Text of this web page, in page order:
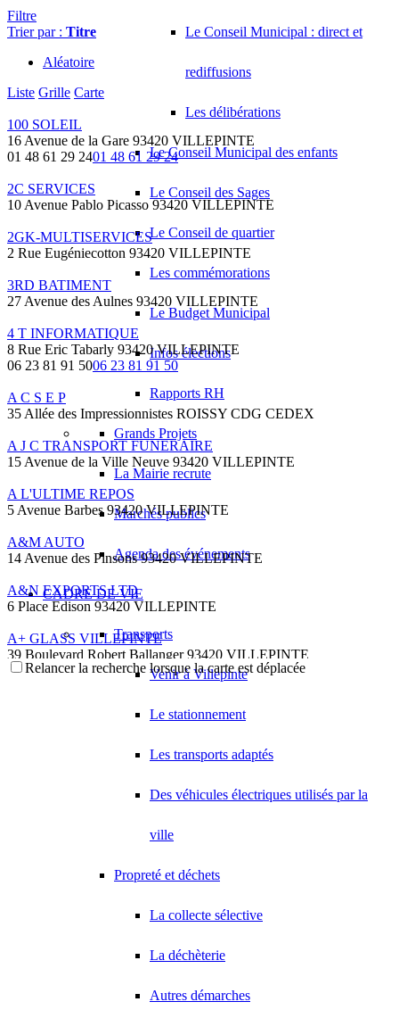
Le Conseil Municipal : direct et
rediffusions
Les délibérations
Le Conseil Municipal des enfants
Le Conseil des Sages
Le Conseil de quartier
Les commémorations
Le Budget Municipal
Infos élections
Rapports RH
Grands Projets
La Mairie recrute
Marchés publics
Agenda des événements
CADRE DE VIE
Transports
Venir à Villepinte
Le stationnement
Les transports adaptés
Des véhicules électriques utilisés par la
ville
Propreté et déchets
La collecte sélective
La déchèterie
Autres démarches
Filtre
Trier par : Titre
Aléatoire
Liste Grille Carte
100 SOLEIL
16 Avenue de la Gare 93420 VILLEPINTE
01 48 61 29 2401 48 61 29 24
2C SERVICES
10 Avenue Pablo Picasso 93420 VILLEPINTE
2GK-MULTISERVICES
2 Rue Eugéniecotton 93420 VILLEPINTE
3RD BATIMENT
27 Avenue des Aulnes 93420 VILLEPINTE
4 T INFORMATIQUE
8 Rue Eric Tabarly 93420 VILLEPINTE
06 23 81 91 5006 23 81 91 50
A C S E P
35 Allée des Impressionnistes ROISSY CDG CEDEX
A J C TRANSPORT FUNERAIRE
15 Avenue de la Ville Neuve 93420 VILLEPINTE
A L'ULTIME REPOS
5 Avenue Barbes 93420 VILLEPINTE
A&M AUTO
14 Avenue des Pinsons 93420 VILLEPINTE
A&N EXPORTS LTD
6 Place Edison 93420 VILLEPINTE
A+ GLASS VILLEPINTE
39 Boulevard Robert Ballanger 93420 VILLEPINTE
01 41 52 34 7801 41 52 34 78
57 Boulevard Circulaire 93420 VILLEPINTE
A.F.M. DISTRIBUTION
21 Avenue du Chemin de Fer 93420 Villepinte
18 Avenue Saint-Saëns 93420 VILLEPINTE
28 Rue Vincent d'Indy 93420 VILLEPINTE
Relancer la recherche lorsque la carte est déplacée